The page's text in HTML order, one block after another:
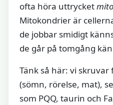
ofta höra uttrycket
Mitokondrier är
de jobbar smidigt
de går på tomgång
Tänk så här: vi
(sömn, rörelse, mat),
som PQQ, taurin och